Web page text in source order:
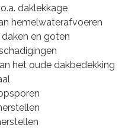
daklekkage
hemelwaterafvoeren
en goten
het oude dakbedekking